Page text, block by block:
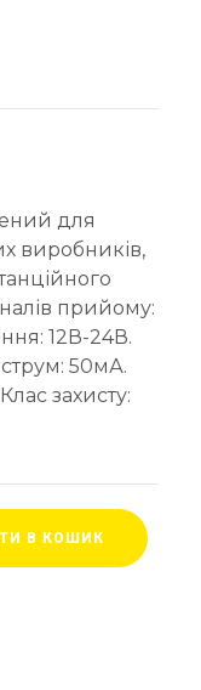
для
виробників,
прийому:
12В-24В.
50мА.
захисту:
В КОШИК